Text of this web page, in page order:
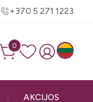
+370 5 271 1223
0
AKCIJOS